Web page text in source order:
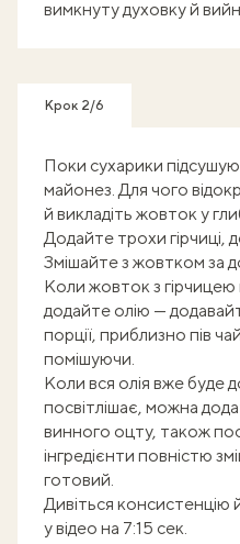
вимкнуту духовку й
Крок 2/6
Поки сухарики
майонез. Для чого
й викладіть жовток у
Додайте трохи гірчиці,
Змішайте з жовтком за
Коли жовток з
додайте олію —
порції, приблизно пів
помішуючи.
Коли вся олія вже буде
посвітлішає, можна
винного оцту, також
інгредієнти повністю
готовий.
Дивіться консистенцію
у відео на 7:15 сек.